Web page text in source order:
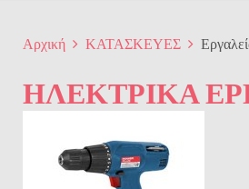
Αρχική ΚΑΤΑΣΚΕΥΕΣ
ΗΛΕΚΤΡΙΚΆ